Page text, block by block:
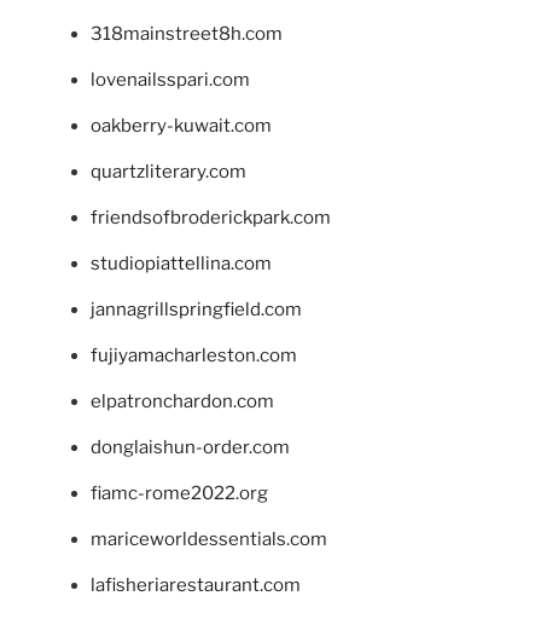
318mainstreet8h.com
lovenailsspari.com
oakberry-kuwait.com
quartzliterary.com
friendsofbroderickpark.com
studiopiattellina.com
jannagrillspringfield.com
fujiyamacharleston.com
elpatronchardon.com
donglaishun-order.com
fiamc-rome2022.org
mariceworldessentials.com
lafisheriarestaurant.com